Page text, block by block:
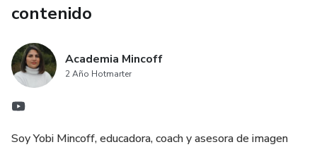
contenido
Academia Mincoff
2 Año Hotmarter
Soy Yobi Mincoff, educadora, coach y asesora de imagen